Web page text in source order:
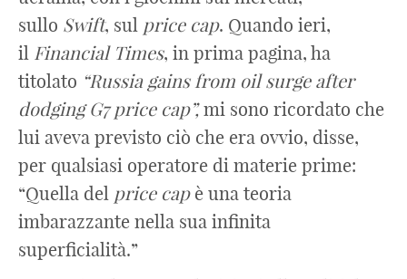
sullo Swift, sul price cap. Quando ieri,
il Financial Times, in prima pagina, ha
titolato “Russia gains from oil surge after
dodging G7 price cap”,mi sono ricordato che
lui aveva previsto ciò che era ovvio, disse,
per qualsiasi operatore di materie prime:
“Quella del price capè una teoria
imbarazzante nella sua infinita
superficialità.”